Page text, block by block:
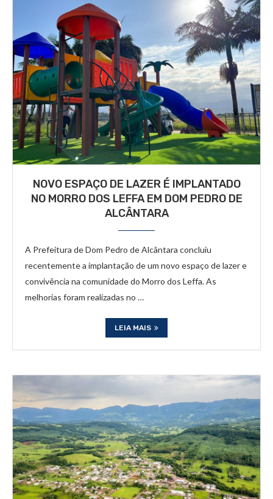
NOVO ESPAÇO DE LAZER É IMPLANTADO
NO MORRO DOS LEFFA EM DOM PEDRO DE
ALCÂNTARA
A Prefeitura de Dom Pedro de Alcântara concluiu
recentemente a implantação de um novo espaço de lazer e
convivência na comunidade do Morro dos Leffa. As
melhorias foram realizadas no …
LEIA MAIS